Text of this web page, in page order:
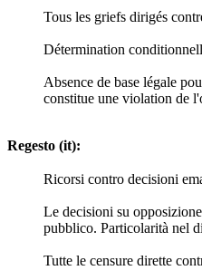
Tous les griefs dirigés
Détermination
Absence de base légale
constitue une violation de
Regesto (it):
Ricorsi contro decisioni
Le decisioni su
pubblico. Particolarità nel
Tutte le censure dirette